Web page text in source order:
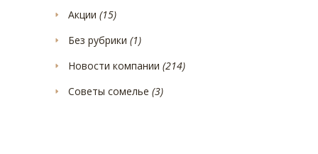
Акции (15)
Без рубрики (1)
Новости компании (214)
Советы сомелье (3)